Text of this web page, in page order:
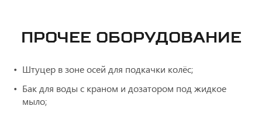
ПРОЧЕЕ ОБОРУДОВАНИЕ
Штуцер в зоне осей для подкачки колёс;
Бак для воды с краном и дозатором под жидкое
мыло;